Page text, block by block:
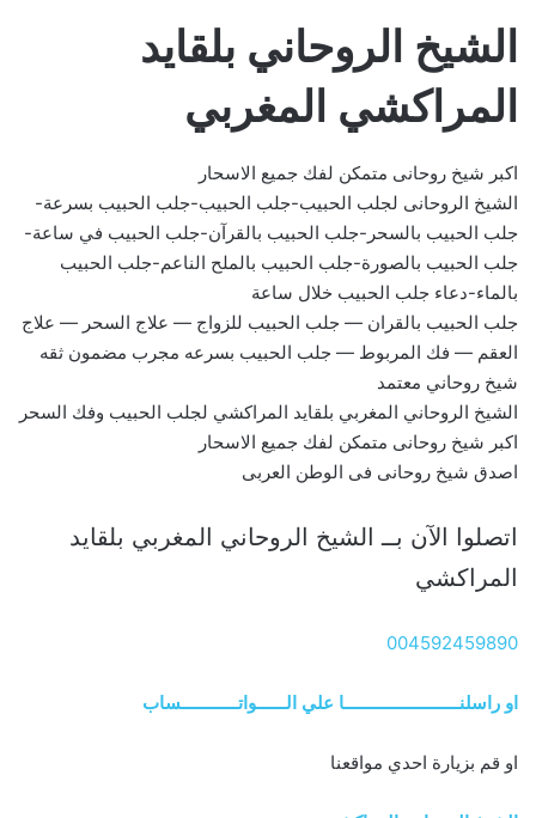
الشيخ الروحاني بلقايد
المراكشي المغربي
اكبر شيخ روحانى متمكن لفك جميع الاسحار
الشيخ الروحانى لجلب الحبيب-جلب الحبيب-جلب الحبيب بسرعة-
جلب الحبيب بالسحر-جلب الحبيب بالقرآن-جلب الحبيب في ساعة-
جلب الحبيب بالصورة-جلب الحبيب بالملح الناعم-جلب الحبيب
بالماء-دعاء جلب الحبيب خلال ساعة
جلب الحبيب بالقران — جلب الحبيب للزواج — علاج السحر — علاج
العقم — فك المربوط — جلب الحبيب بسرعه مجرب مضمون ثقه
شيخ روحاني معتمد
الشيخ الروحاني المغربي بلقايد المراكشي لجلب الحبيب وفك السحر
اكبر شيخ روحانى متمكن لفك جميع الاسحار
اصدق شيخ روحانى فى الوطن العربى
اتصلوا الآن بــ الشيخ الروحاني المغربي بلقايد
المراكشي
004592459890
او راسلنــــــــــــــــــــــــا علي الــــــواتــــــــــــساب
او قم بزيارة احدي مواقعنا